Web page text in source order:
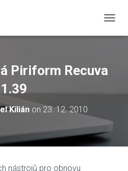
Ř
T
V
Piriform Recuva
1.39
Kilián on 23. 12. 2010
nástrojů pro obnovu